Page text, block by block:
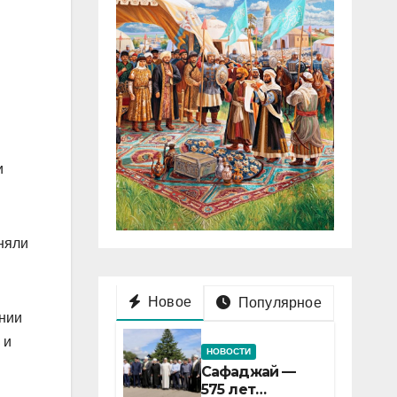
и
Новое Популярное
НОВОСТИ
Сафаджай —
575 лет